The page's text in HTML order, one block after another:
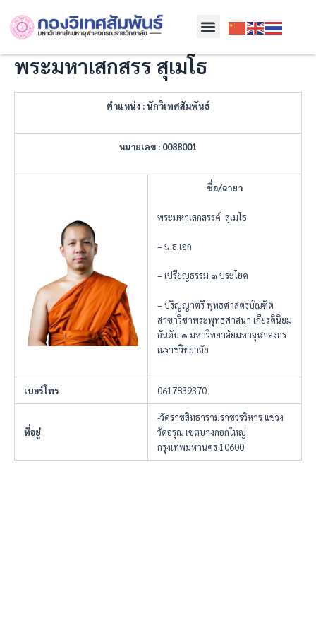
content
Menu
พระมหาเสกสรร สุเมโธ
ตำแหน่ง : นักวิเทศสัมพันธ์
หมายเลข : 0088001
ชื่อ/ฉายา
พระมหาเสกสรรค์ สุเมโธ
– น.ธ.เอก
– เปรียญธรรม ๓ ประโยค
– ปริญญาตรี พุทธศาสตรบัณฑิต
สาขาวิชาพระพุทธศาสนา เกียรตินิยม
อันดับ ๑ มหาวิทยาลัยมหาจุฬาลงกร
ณราชวิทยาลัย
เบอร์โทร 0617839370
ที่อยู่
-วัดราชสิทธารามราชวรวิหาร แขวง
วัดอรุณ เขตบางกอกใหญ่
กรุงเทพมหานคร 10600